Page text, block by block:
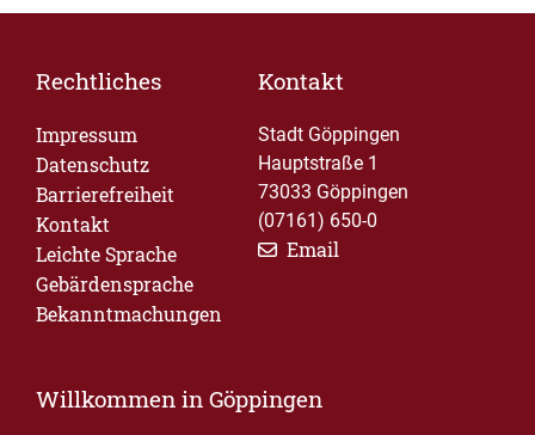
Rechtliches
Impressum
Datenschutz
Barrierefreiheit
Kontakt
Leichte Sprache
Gebärdensprache
Bekanntmachungen
Kontakt
Stadt Göppingen
Hauptstraße 1
73033 Göppingen
(07161) 650-0
Email
Willkommen in Göppingen